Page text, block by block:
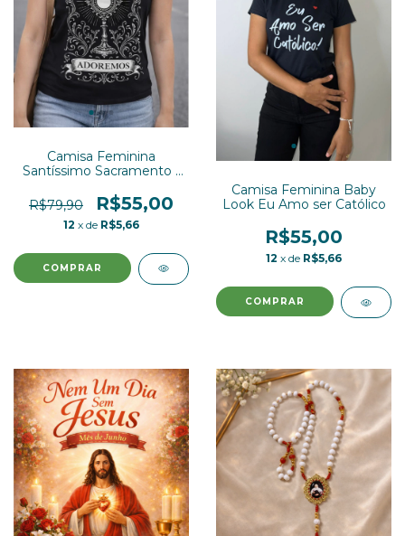
Camisa Feminina
Santíssimo Sacramento (
Look
R$79,90 R$55,00
12 x de R$5,66
COMPRAR
Camisa Feminina Baby
Look Eu Amo ser Católico
R$55,00
12 x de R$5,66
COMPRAR